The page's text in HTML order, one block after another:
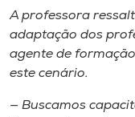
A professora
adaptação dos
agente de
este cenário.
— Buscamos